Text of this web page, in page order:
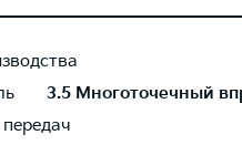
3.5 Многоточечный